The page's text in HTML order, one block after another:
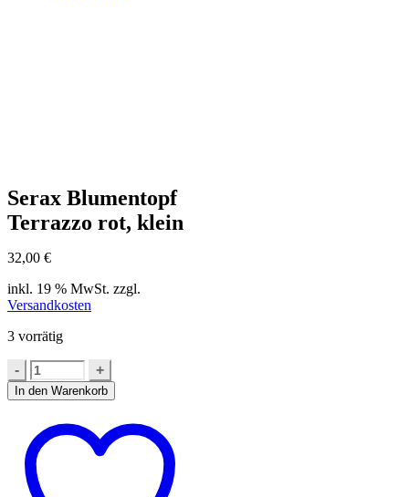
Serax Blumentopf
Terrazzo rot, klein
32,00 €
inkl. 19 % MwSt. zzgl.
Versandkosten
3 vorrätig
In den Warenkorb